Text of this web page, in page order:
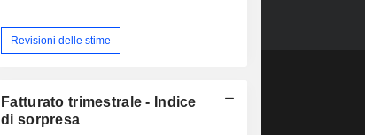
Revisioni delle stime
Fatturato trimestrale - Indice
di sorpresa